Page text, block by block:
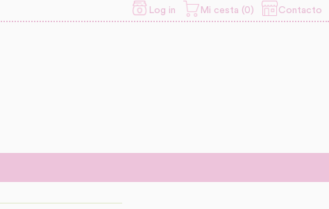
Log in Mi cesta (0) Contacto